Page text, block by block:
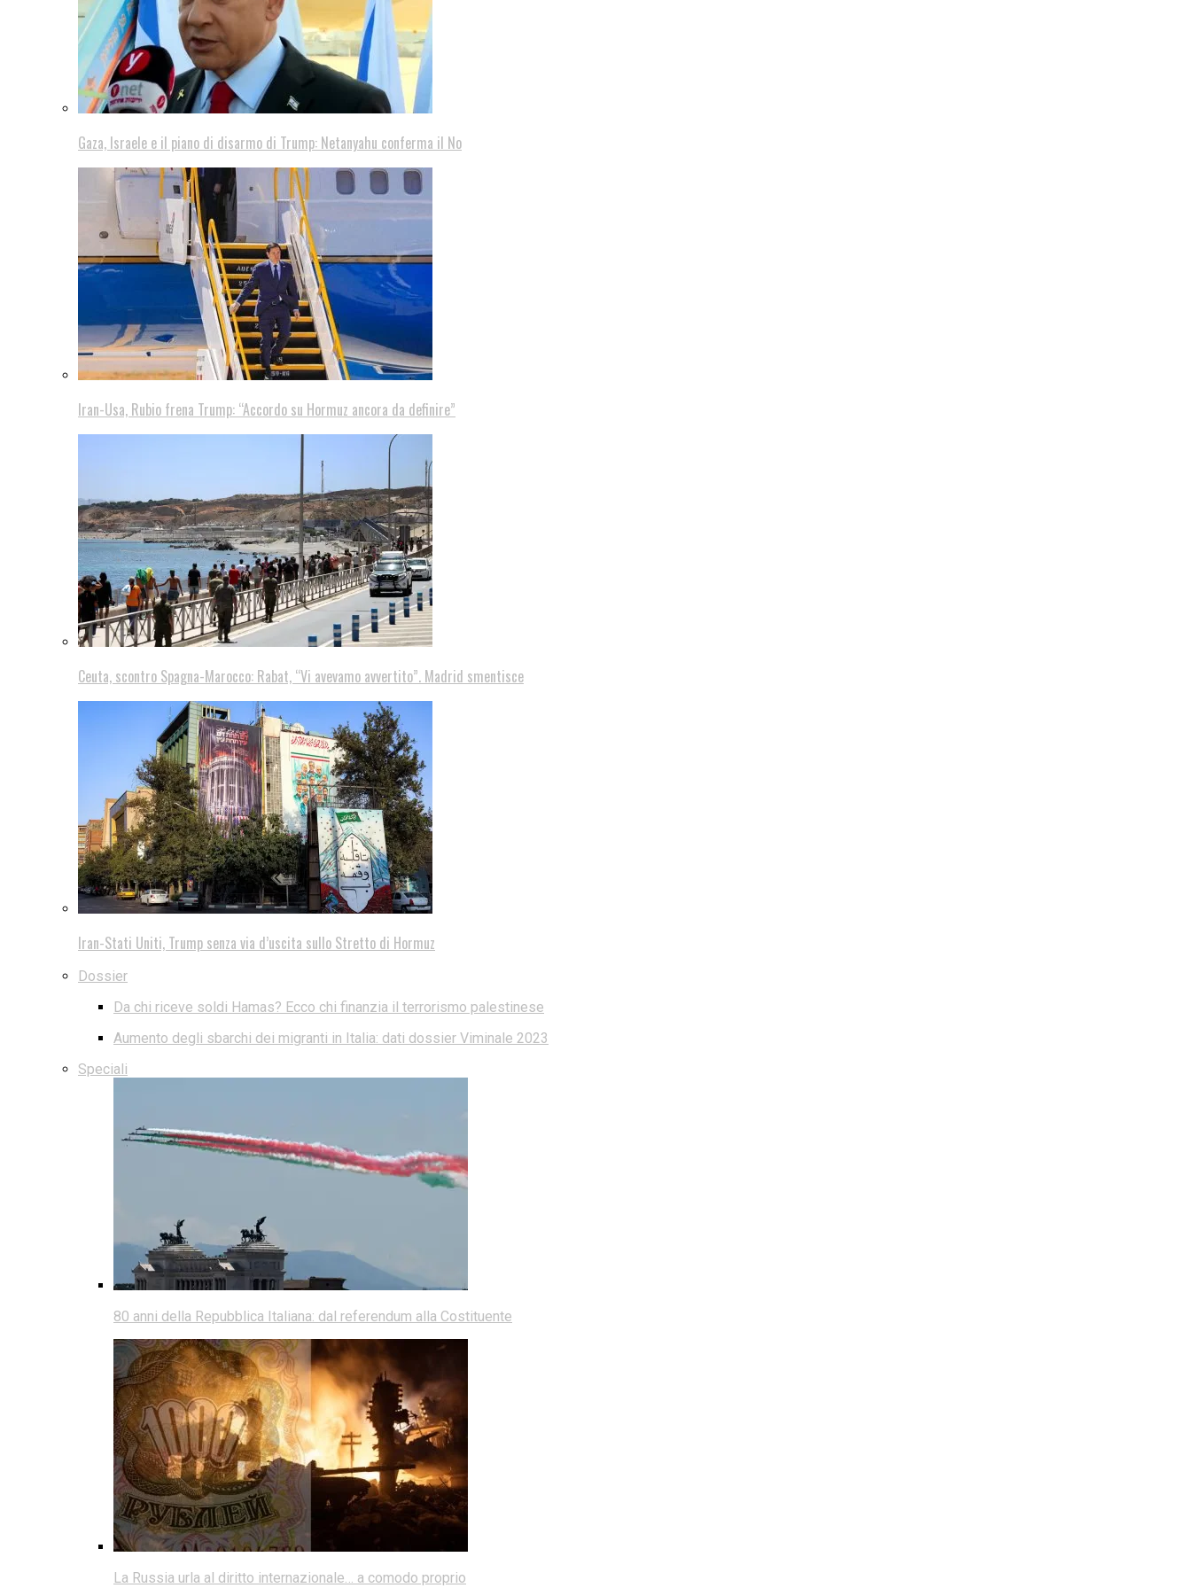
Gaza, Israele e il piano di disarmo di Trump: Netanyahu conferma il No
Iran-Usa, Rubio frena Trump: “Accordo su Hormuz ancora da definire”
Ceuta, scontro Spagna-Marocco: Rabat, “Vi avevamo avvertito”. Madrid smentisce
Iran-Stati Uniti, Trump senza via d’uscita sullo Stretto di Hormuz
Dossier
Da chi riceve soldi Hamas? Ecco chi finanzia il terrorismo palestinese
Aumento degli sbarchi dei migranti in Italia: dati dossier Viminale 2023
Speciali
80 anni della Repubblica Italiana: dal referendum alla Costituente
La Russia urla al diritto internazionale… a comodo proprio